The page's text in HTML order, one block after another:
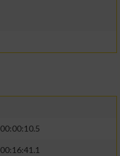
00:00:10.5
00:16:41.1